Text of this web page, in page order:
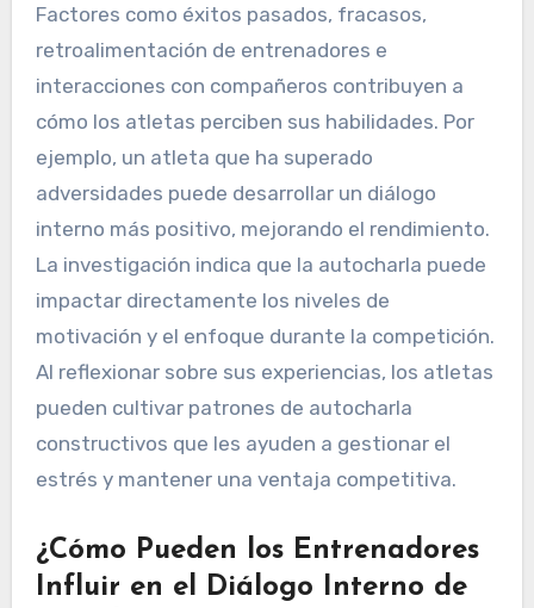
Factores como éxitos pasados, fracasos,
retroalimentación de entrenadores e
interacciones con compañeros contribuyen a
cómo los atletas perciben sus habilidades. Por
ejemplo, un atleta que ha superado
adversidades puede desarrollar un diálogo
interno más positivo, mejorando el rendimiento.
La investigación indica que la autocharla puede
impactar directamente los niveles de
motivación y el enfoque durante la competición.
Al reflexionar sobre sus experiencias, los atletas
pueden cultivar patrones de autocharla
constructivos que les ayuden a gestionar el
estrés y mantener una ventaja competitiva.
¿Cómo Pueden los Entrenadores
Influir en el Diálogo Interno de